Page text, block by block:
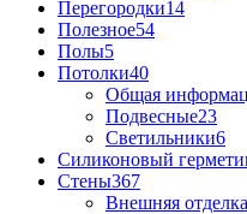
Перегородки14
Полезное54
Полы5
Потолки40
Общая
Подвесные23
Светильники6
Силиконовый
Стены367
Внешняя отделка